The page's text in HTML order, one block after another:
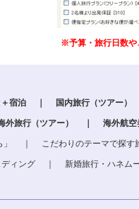
※予算・旅行日数や
宿泊 国内旅行（ツアー）
外旅行（ツアー） 海外航空
こだわりのテーマで探す
ィング 新婚旅行・ハネム